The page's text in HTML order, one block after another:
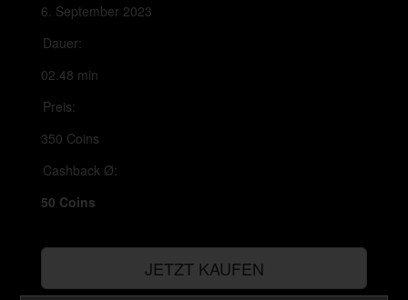
6. September 2023
Dauer:
02.48 min
Preis:
350 Coins
Cashback Ø:
50 Coins
JETZT KAUFEN